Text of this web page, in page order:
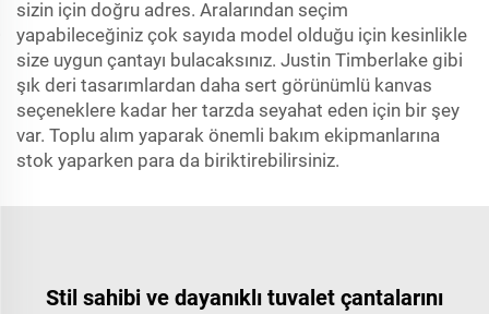
sizin için doğru adres. Aralarından seçim
yapabileceğiniz çok sayıda model olduğu için kesinlikle
size uygun çantayı bulacaksınız. Justin Timberlake gibi
şık deri tasarımlardan daha sert görünümlü kanvas
seçeneklere kadar her tarzda seyahat eden için bir şey
var. Toplu alım yaparak önemli bakım ekipmanlarına
stok yaparken para da biriktirebilirsiniz.
Stil sahibi ve dayanıklı tuvalet çantalarını